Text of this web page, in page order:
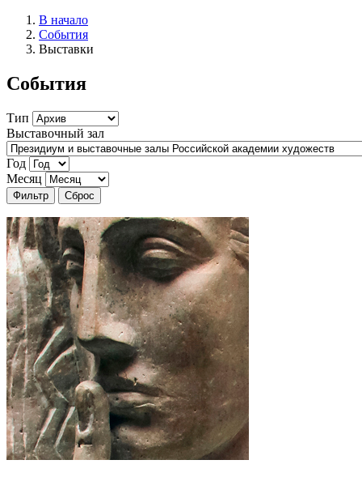
В начало
События
Выставки
События
Тип
Выставочный зал
Год
Месяц